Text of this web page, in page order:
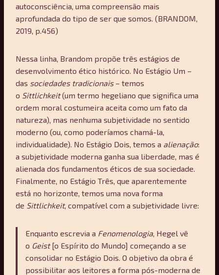
autoconsciência, uma compreensão mais
aprofundada do tipo de ser que somos. (BRANDOM,
2019, p.456)
Nessa linha, Brandom propõe três estágios de
desenvolvimento ético histórico. No Estágio Um –
das sociedades tradicionais– temos
o Sittlichkeit(um termo hegeliano que significa uma
ordem moral costumeira aceita como um fato da
natureza), mas nenhuma subjetividade no sentido
moderno (ou, como poderíamos chamá-la,
individualidade). No Estágio Dois, temos a alienação:
a subjetividade moderna ganha sua liberdade, mas é
alienada dos fundamentos éticos de sua sociedade.
Finalmente, no Estágio Três, que aparentemente
está no horizonte, temos uma nova forma
de Sittlichkeit, compatível com a subjetividade livre:
Enquanto escrevia a Fenomenologia, Hegel vê
o Geist[o Espírito do Mundo] começando a se
consolidar no Estágio Dois. O objetivo da obra é
possibilitar aos leitores a forma pós-moderna de